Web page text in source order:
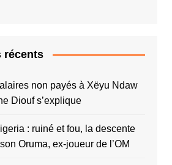
récents
non payés à Xëyu Ndaw
Diouf s’explique
: ruiné et fou, la descente
Oruma, ex-joueur de l’OM